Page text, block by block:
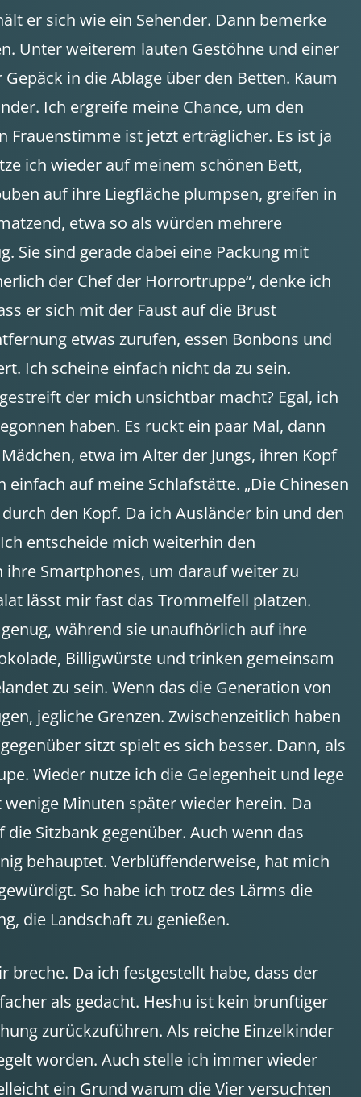
er sich wie ein Sehender. Dann bemerke
Unter weiterem lauten Gestöhne und einer
in die Ablage über den Betten. Kaum
Ich ergreife meine Chance, um den
ist jetzt erträglicher. Es ist ja
ich wieder auf meinem schönen Bett,
auf ihre Liegfläche plumpsen, greifen in
etwa so als würden mehrere
Sie sind gerade dabei eine Packung mit
der Chef der Horrortruppe“, denke ich
er sich mit der Faust auf die Brust
etwas zurufen, essen Bonbons und
Ich scheine einfach nicht da zu sein.
der mich unsichtbar macht? Egal, ich
haben. Es ruckt ein paar Mal, dann
etwa im Alter der Jungs, ihren Kopf
auf meine Schlafstätte. „Die Chinesen
den Kopf. Da ich Ausländer bin und den
entscheide mich weiterhin den
Smartphones, um darauf weiter zu
lässt mir fast das Trommelfell platzen.
während sie unaufhörlich auf ihre
Billigwürste und trinken gemeinsam
zu sein. Wenn das die Generation von
jegliche Grenzen. Zwischenzeitlich haben
sitzt spielt es sich besser. Dann, als
Wieder nutze ich die Gelegenheit und lege
Minuten später wieder herein. Da
Sitzbank gegenüber. Auch wenn das
behauptet. Verblüffenderweise, hat mich
So habe ich trotz des Lärms die
die Landschaft zu genießen.
breche. Da ich festgestellt habe, dass der
als gedacht. Heshu ist kein brunftiger
zurückzuführen. Als reiche Einzelkinder
worden. Auch stelle ich immer wieder
ein Grund warum die Vier versuchten